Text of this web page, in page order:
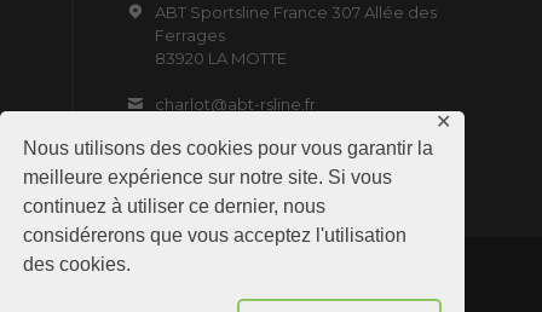
Nous utilisons des cookies pour vous garantir la
meilleure expérience sur notre site. Si vous
continuez à utiliser ce dernier, nous
considérerons que vous acceptez l'utilisation
des cookies.
✕
ABT Sportsline France 307 Allée des
Ferrages
83920 LA MOTTE
charlot@abt-rsline.fr
ABT Sportsline France © 2019 All Rights